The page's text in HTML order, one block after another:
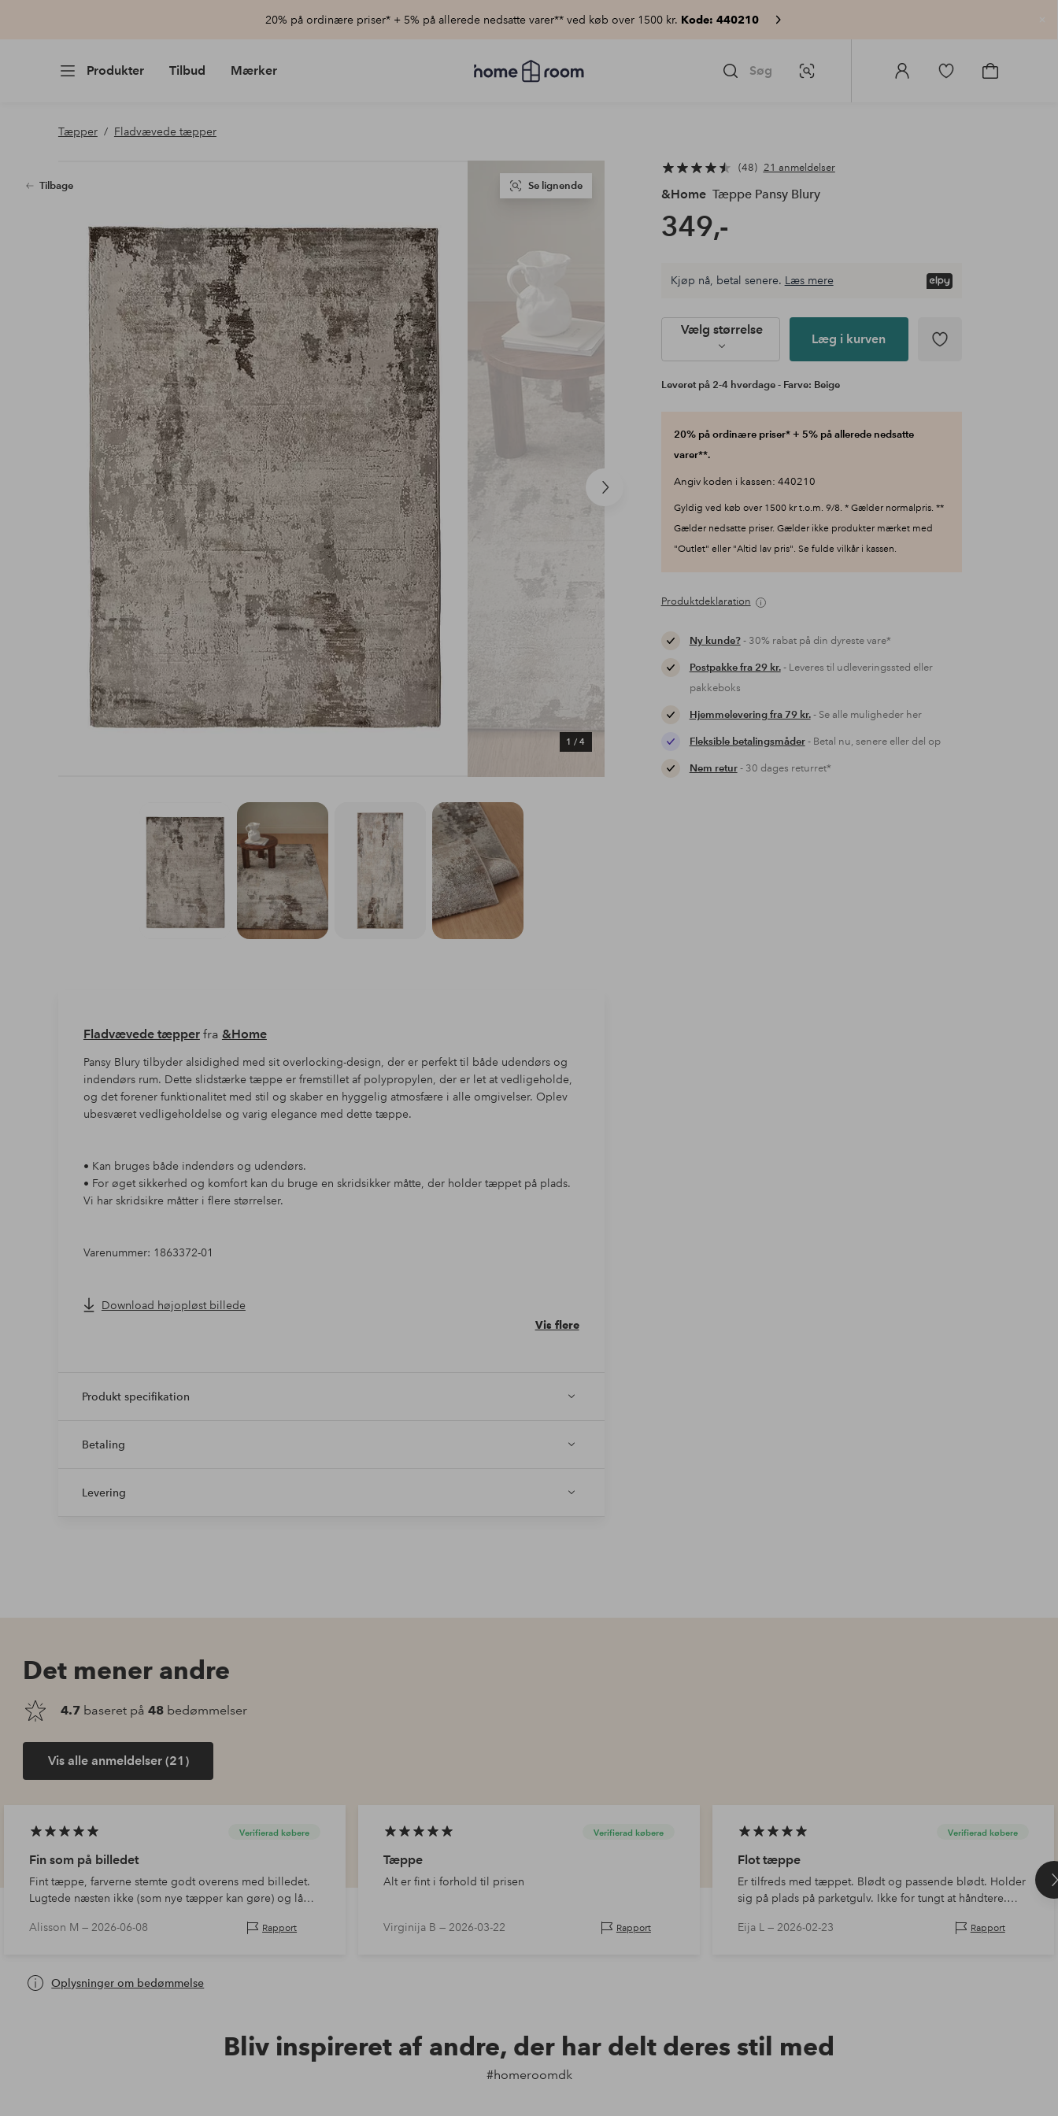
20% på ordinære priser* + 5% på allerede nedsatte varer** ved køb over 1500 kr. Kode: 440210
Produkter Tilbud Mærker
Homeroom
–
pris
Søg Billedsøgning
Log
Gå
Gå
Tæpper Fladvævede tæpper
Tilbage
Næste
produkt
1 / 4
Se lignende
48 21 anmeldelser
&Home Tæppe Pansy Blury
349,-
Kjøp nå, betal senere. Læs mere
Vælg størrelse
Læg i kurven
Leveret på 2-4 hverdage - Farve: Beige
20% på ordinære priser* + 5% på allerede nedsatte
varer**.
Angiv koden i kassen: 440210
Gyldig ved køb over 1500 kr t.o.m. 9/8. * Gælder normalpris. **
Gælder nedsatte priser. Gælder ikke produkter mærket med
"Outlet" eller "Altid lav pris". Se fulde vilkår i kassen.
Produktdeklaration
Ny kunde?- 30% rabat på din dyreste vare*
Postpakke fra 29 kr.- Leveres til udleveringssted eller
pakkeboks
Hjemmelevering fra 79 kr.- Se alle muligheder her
Fleksible betalingsmåder- Betal nu, senere eller del op
Nem retur- 30 dages returret*
Fladvævede tæpperfra &Home
Pansy Blury tilbyder alsidighed med sit overlocking-design, der er perfekt til både udendørs og
indendørs rum. Dette slidstærke tæppe er fremstillet af polypropylen, der er let at vedligeholde,
og det forener funktionalitet med stil og skaber en hyggelig atmosfære i alle omgivelser. Oplev
ubesværet vedligeholdelse og varig elegance med dette tæppe.
• Kan bruges både indendørs og udendørs.
• For øget sikkerhed og komfort kan du bruge en skridsikker måtte, der holder tæppet på plads.
Vi har skridsikre måtter i flere størrelser.
Varenummer: 1863372-01
Download højopløst billede
Vis flere
Produkt specifikation
Betaling
Levering
Det mener andre
4.7 baseret på48 bedømmelser
Vis alle anmeldelser (21)
Verifierad købere
Fin som på billedet
Fint tæppe, farverne stemte godt overens med billedet.
Lugtede næsten ikke (som nye tæpper kan gøre) og lå
Alisson M —2026-06-08 Rapport
Verifierad købere
Tæppe
Alt er fint i forhold til prisen
Virginija B —2026-03-22 Rapport
Verifierad købere
Flot tæppe
Er tilfreds med tæppet. Blødt og passende blødt. Holder
sig på plads på parketgulv. Ikke for tungt at håndtere.
😊 Lugtede heller ikke…
Eija L — 2026-02-23 Rapport
Oplysninger om bedømmelse
Bliv inspireret af andre, der har delt deres stil med
#homeroomdk